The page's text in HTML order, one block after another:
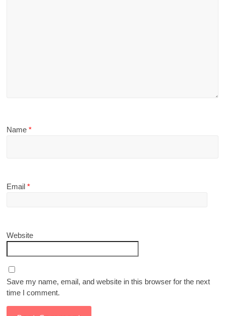
Name*
Email*
Website
Save my name, email, and website in this browser for the next
time I comment.